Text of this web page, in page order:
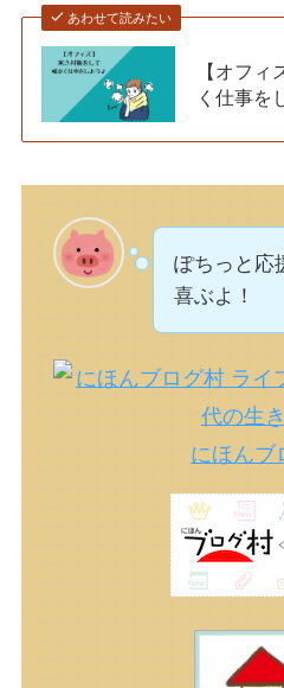
あわせて読みたい
【オフ
く仕事を
ぽちっと応
喜ぶよ！
にほんブ